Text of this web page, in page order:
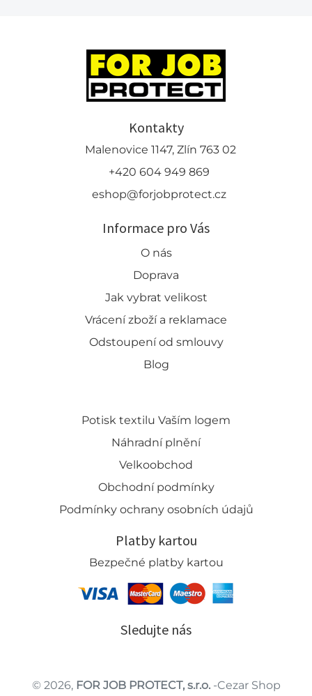
Kontakty
Malenovice 1147, Zlín 763 02
+420 604 949 869
eshop@forjobprotect.cz
Informace pro Vás
O nás
Doprava
Jak vybrat velikost
Vrácení zboží a reklamace
Odstoupení od smlouvy
Blog
Potisk textilu Vaším logem
Náhradní plnění
Velkoobchod
Obchodní podmínky
Podmínky ochrany osobních údajů
Platby kartou
Bezpečné platby kartou
Sledujte nás
© 2026, FOR JOB PROTECT, s.r.o.-Cezar Shop